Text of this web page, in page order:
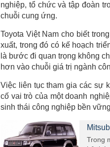
nghiệp, tổ chức và tập đoàn
chuỗi cung ứng.
Toyota Việt Nam cho biết
xuất, trong đó có kế hoạch
là bước đi quan trọng không
hơn vào chuỗi giá trị ngành
Việc liên tục tham gia các sự
cố vai trò của một doanh
sinh thái công nghiệp bền
Trong